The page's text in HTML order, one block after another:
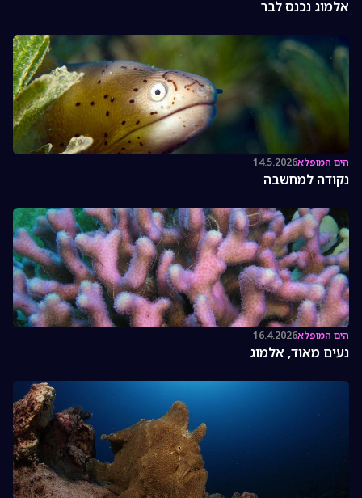
אלמוג נכנס לבר
הים המופלא14.5.2026
נקודה למחשבה
הים המופלא16.4.2026
נעים מאוד, אלמוג